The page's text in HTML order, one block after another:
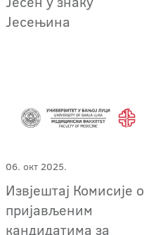
Јесењина
06. окт 2025.
Извјештај Комисије о
пријављеним
кандидатима за